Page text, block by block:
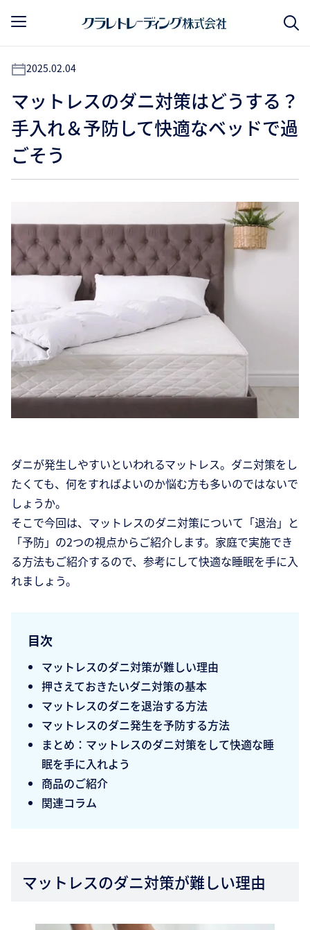
2025.02.04
マットレスのダニ対策はどうする？
手入れ＆予防して快適なベッドで過
ごそう
ダニが発生しやすいといわれるマットレス。ダニ対策をし
たくても、何をすればよいのか悩む方も多いのではないで
しょうか。
そこで今回は、マットレスのダニ対策について「退治」と
「予防」の2つの視点からご紹介します。家庭で実施でき
る方法もご紹介するので、参考にして快適な睡眠を手に入
れましょう。
目次
マットレスのダニ対策が難しい理由
押さえておきたいダニ対策の基本
マットレスのダニを退治する方法
マットレスのダニ発生を予防する方法
まとめ：マットレスのダニ対策をして快適な睡
眠を手に入れよう
商品のご紹介
関連コラム
マットレスのダニ対策が難しい理由